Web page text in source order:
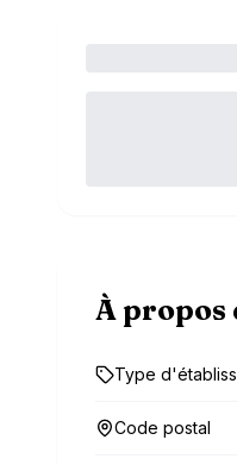
À propos
Type
Code postal